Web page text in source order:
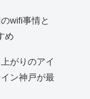
wifi事情と
め
がりのアイ
ン神戸が最